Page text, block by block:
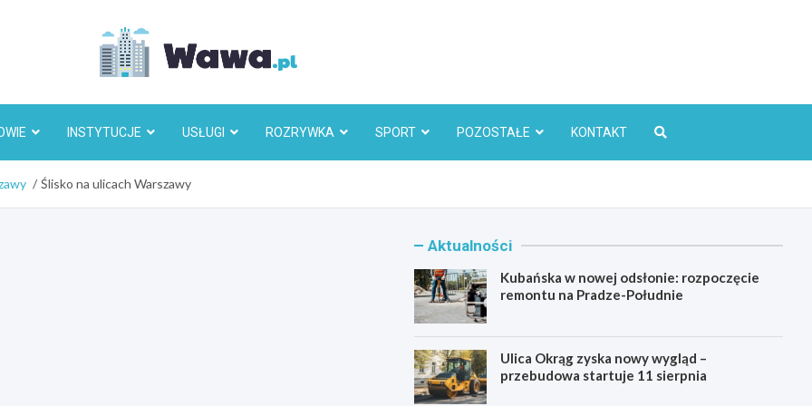
INSTYTUCJE USŁUGI ROZRYWKA SPORT POZOSTAŁE KONTAKT
Ślisko na ulicach Warszawy
Aktualności
Kubańska w nowej odsłonie: rozpoczęcie
remontu na Pradze-Południe
Ulica Okrąg zyska nowy wygląd –
przebudowa startuje 11 sierpnia